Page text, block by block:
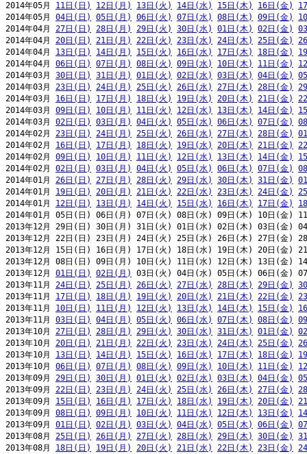
2014年05月 11日(日) 12日(月) 13日(火) 14日(水) 15日(木) 16日(金)
2014年05月 04日(日) 05日(月) 06日(火) 07日(水) 08日(木) 09日(金)
2014年04月 27日(日) 28日(月) 29日(火) 30日(水) 01日(木) 02日(金)
2014年04月 20日(日) 21日(月) 22日(火) 23日(水) 24日(木) 25日(金)
2014年04月 13日(日) 14日(月) 15日(火) 16日(水) 17日(木) 18日(金)
2014年04月 06日(日) 07日(月) 08日(火) 09日(水) 10日(木) 11日(金)
2014年03月 30日(日) 31日(月) 01日(火) 02日(水) 03日(木) 04日(金)
2014年03月 23日(日) 24日(月) 25日(火) 26日(水) 27日(木) 28日(金)
2014年03月 16日(日) 17日(月) 18日(火) 19日(水) 20日(木) 21日(金)
2014年03月 09日(日) 10日(月) 11日(火) 12日(水) 13日(木) 14日(金)
2014年03月 02日(日) 03日(月) 04日(火) 05日(水) 06日(木) 07日(金)
2014年02月 23日(日) 24日(月) 25日(火) 26日(水) 27日(木) 28日(金)
2014年02月 16日(日) 17日(月) 18日(火) 19日(水) 20日(木) 21日(金)
2014年02月 09日(日) 10日(月) 11日(火) 12日(水) 13日(木) 14日(金)
2014年02月 02日(日) 03日(月) 04日(火) 05日(水) 06日(木) 07日(金)
2014年01月 26日(日) 27日(月) 28日(火) 29日(水) 30日(木) 31日(金)
2014年01月 19日(日) 20日(月) 21日(火) 22日(水) 23日(木) 24日(金)
2014年01月 12日(日) 13日(月) 14日(火) 15日(水) 16日(木) 17日(金)
2014年01月 05日(日) 06日(月) 07日(火) 08日(水) 09日(木) 10日(金)
2013年12月 29日(日) 30日(月) 31日(火) 01日(水) 02日(木) 03日(金)
2013年12月 22日(日) 23日(月) 24日(火) 25日(水) 26日(木) 27日(金)
2013年12月 15日(日) 16日(月) 17日(火) 18日(水) 19日(木) 20日(金)
2013年12月 08日(日) 09日(月) 10日(火) 11日(水) 12日(木) 13日(金)
2013年12月 01日(日) 02日(月)
03日(火) 04日(水) 05日(木) 06日(金)
2013年11月 24日(日) 25日(月) 26日(火) 27日(水) 28日(木) 29日(金)
2013年11月 17日(日) 18日(月) 19日(火) 20日(水) 21日(木) 22日(金)
2013年11月 10日(日) 11日(月) 12日(火) 13日(水) 14日(木) 15日(金)
2013年11月 03日(日) 04日(月) 05日(火) 06日(水) 07日(木) 08日(金)
2013年10月 27日(日) 28日(月) 29日(火) 30日(水) 31日(木) 01日(金)
2013年10月 20日(日) 21日(月) 22日(火) 23日(水) 24日(木) 25日(金)
2013年10月 13日(日) 14日(月) 15日(火) 16日(水) 17日(木) 18日(金)
2013年10月 06日(日) 07日(月) 08日(火) 09日(水) 10日(木) 11日(金)
2013年09月 29日(日) 30日(月) 01日(火) 02日(水) 03日(木) 04日(金)
2013年09月 22日(日) 23日(月) 24日(火) 25日(水) 26日(木) 27日(金)
2013年09月 15日(日) 16日(月) 17日(火) 18日(水) 19日(木) 20日(金)
2013年09月 08日(日) 09日(月) 10日(火) 11日(水) 12日(木) 13日(金)
2013年09月 01日(日) 02日(月) 03日(火) 04日(水) 05日(木) 06日(金)
2013年08月 25日(日) 26日(月) 27日(火) 28日(水) 29日(木) 30日(金)
2013年08月 18日(日) 19日(月) 20日(火) 21日(水) 22日(木) 23日(金)